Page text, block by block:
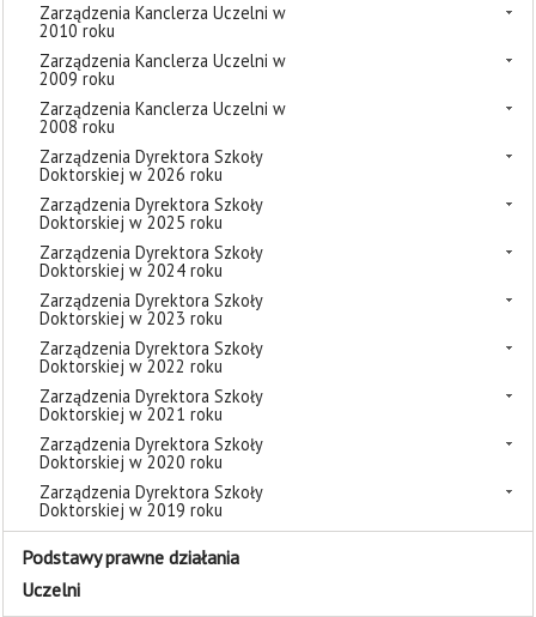
Zarządzenia Kanclerza Uczelni w
2010 roku
Zarządzenia Kanclerza Uczelni w
2009 roku
Zarządzenia Kanclerza Uczelni w
2008 roku
Zarządzenia Dyrektora Szkoły
Doktorskiej w 2026 roku
Zarządzenia Dyrektora Szkoły
Doktorskiej w 2025 roku
Zarządzenia Dyrektora Szkoły
Doktorskiej w 2024 roku
Zarządzenia Dyrektora Szkoły
Doktorskiej w 2023 roku
Zarządzenia Dyrektora Szkoły
Doktorskiej w 2022 roku
Zarządzenia Dyrektora Szkoły
Doktorskiej w 2021 roku
Zarządzenia Dyrektora Szkoły
Doktorskiej w 2020 roku
Zarządzenia Dyrektora Szkoły
Doktorskiej w 2019 roku
Podstawy prawne działania
Uczelni